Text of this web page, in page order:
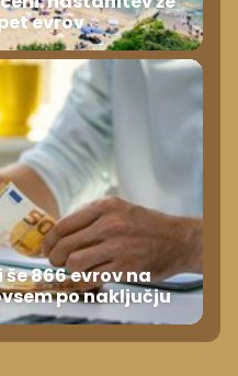
evrov
866 evrov na
po naključju